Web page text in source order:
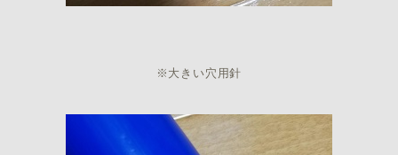
※大きい穴用針